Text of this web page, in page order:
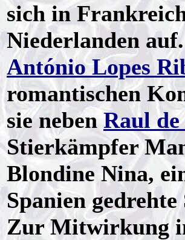
sich in
Niederlanden
António Lopes
romantischen
sie neben Raul
Stierkämpfer
Blondine Nina,
Spanien
Zur Mitwirkung